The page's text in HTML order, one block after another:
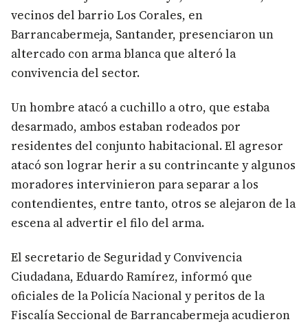
vecinos del barrio Los Corales, en
Barrancabermeja, Santander, presenciaron un
altercado con arma blanca que alteró la
convivencia del sector.
Un hombre atacó a cuchillo a otro, que estaba
desarmado, ambos estaban rodeados por
residentes del conjunto habitacional. El agresor
atacó son lograr herir a su contrincante y algunos
moradores intervinieron para separar a los
contendientes, entre tanto, otros se alejaron de la
escena al advertir el filo del arma.
El secretario de Seguridad y Convivencia
Ciudadana, Eduardo Ramírez, informó que
oficiales de la Policía Nacional y peritos de la
Fiscalía Seccional de Barrancabermeja acudieron